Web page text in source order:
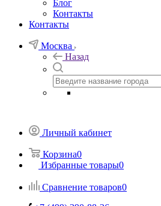
Блог
Контакты
Контакты
Москва
Назад
Личный кабинет
Корзина0
Избранные товары0
Сравнение товаров0